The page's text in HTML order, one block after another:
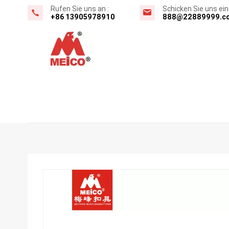
Rufen Sie uns an :
+86 13905978910
Schicken Sie uns